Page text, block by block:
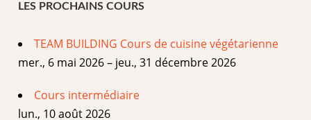
LES PROCHAINS COURS
TEAM BUILDING Cours de cuisine végétarienne
mer., 6 mai 2026 – jeu., 31 décembre 2026
Cours intermédiaire
lun., 10 août 2026